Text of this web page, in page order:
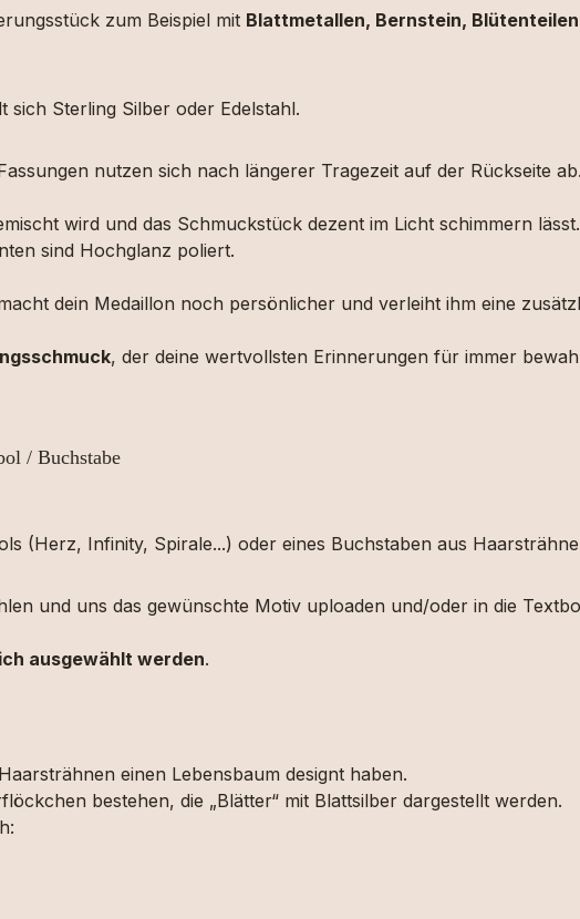
zum Beispiel mit Blattmetallen, Bernstein,
sich Sterling Silber oder Edelstahl.
nutzen sich nach längerer Tragezeit auf der Rückseite ab.
wird und das Schmuckstück dezent im Licht schimmern lässt.
sind Hochglanz poliert.
dein Medaillon noch persönlicher und verleiht ihm eine
, der deine wertvollsten Erinnerungen für immer
/ Buchstabe
(Herz, Infinity, Spirale...) oder eines Buchstaben aus
und uns das gewünschte Motiv uploaden und/oder in die
ausgewählt werden.
einen Lebensbaum designt haben.
bestehen, die „Blätter“ mit Blattsilber dargestellt werden.